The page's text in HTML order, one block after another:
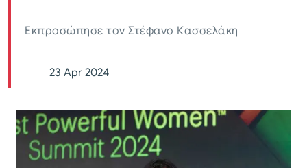
Εκπροσώπησε τον Στέφανο Κασσελάκη
23 Apr 2024